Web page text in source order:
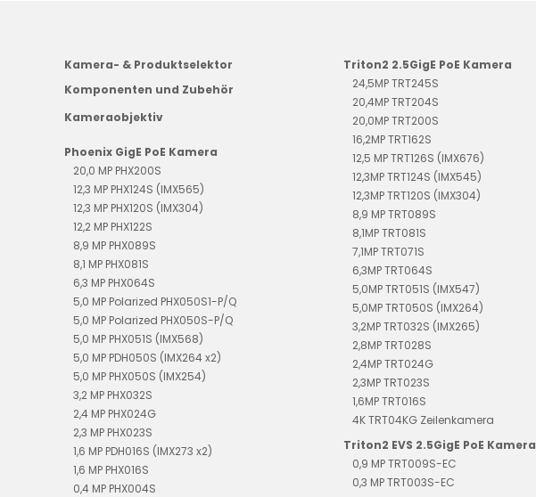
Kamera- & Produktselektor
Komponenten und Zubehör
Kameraobjektiv
Phoenix GigE PoE Kamera
20,0 MP PHX200S
12,3 MP PHX124S (IMX565)
12,3 MP PHX120S (IMX304)
12,2 MP PHX122S
8,9 MP PHX089S
8,1 MP PHX081S
6,3 MP PHX064S
5,0 MP Polarized PHX050S1-P/Q
5,0 MP Polarized PHX050S-P/Q
5,0 MP PHX051S (IMX568)
5,0 MP PDH050S (IMX264 x2)
5,0 MP PHX050S (IMX254)
3,2 MP PHX032S
2,4 MP PHX024G
2,3 MP PHX023S
1,6 MP PDH016S (IMX273 x2)
1,6 MP PHX016S
0,4 MP PHX004S
Triton2 2.5GigE PoE Kamera
24,5MP TRT245S
20,4MP TRT204S
20,0MP TRT200S
16,2MP TRT162S
12,5 MP TRT126S (IMX676)
12,3MP TRT124S (IMX545)
12,3MP TRT120S (IMX304)
8,9 MP TRT089S
8,1MP TRT081S
7,1MP TRT071S
6,3MP TRT064S
5,0MP TRT051S (IMX547)
5,0MP TRT050S (IMX264)
3,2MP TRT032S (IMX265)
2,8MP TRT028S
2,4MP TRT024G
2,3MP TRT023S
1,6MP TRT016S
4K TRT04KG Zeilenkamera
Triton2 EVS 2.5GigE PoE Kamera
0,9 MP TRT009S-EC
0,3 MP TRT003S-EC